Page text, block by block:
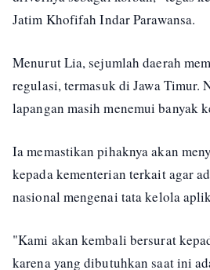
Jatim Khofifah Indar Parawansa.
Menurut Lia, sejumlah daerah
regulasi, termasuk di Jawa Timur.
lapangan masih menemui banyak
Ia memastikan pihaknya akan
kepada kementerian terkait agar
nasional mengenai tata kelola
"Kami akan kembali bersurat
karena yang dibutuhkan saat ini